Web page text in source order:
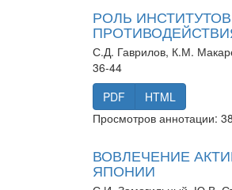
РОЛЬ
С.Д. Гаврилов, К.М.
36-44
PDF
HTML
Просмотров аннотации:
ВОВЛЕЧЕНИЕ
ЯПОНИИ